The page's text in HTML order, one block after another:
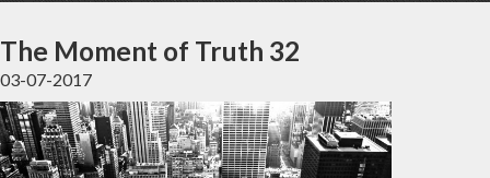
The Moment of Truth 32
03-07-2017